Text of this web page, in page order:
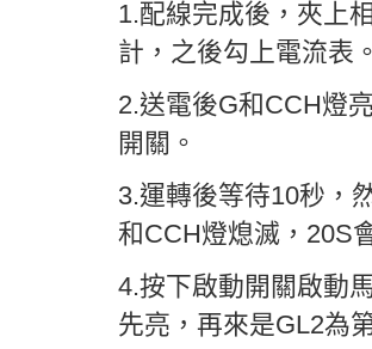
1.配線完成後，夾上
計，之後勾上電流表
2.送電後G和CCH燈
開關。
3.運轉後等待10秒，
和CCH燈熄滅，20S
4.按下啟動開關啟動
先亮，再來是GL2為